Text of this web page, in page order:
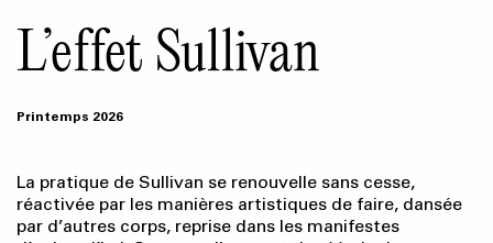
L’effet Sullivan
Printemps 2026
La pratique de Sullivan se renouvelle sans cesse,
réactivée par les manières artistiques de faire, dansée
par d’autres corps, reprise dans les manifestes